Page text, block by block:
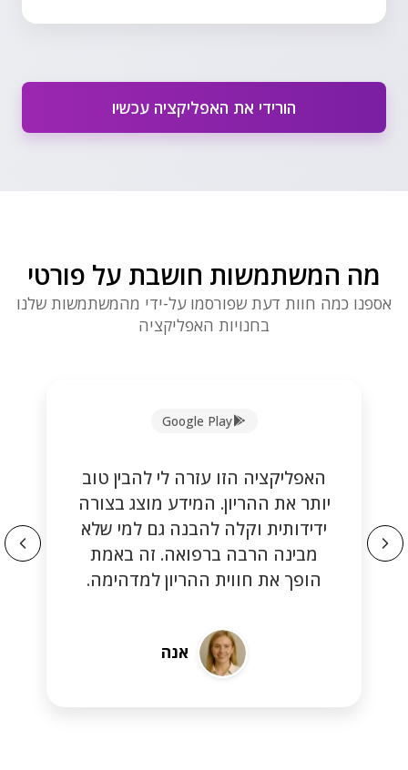
הורידי את האפליקציה עכשיו
מה המשתמשות חושבת על פורטי
אספנו כמה חוות דעת שפורסמו על-ידי מהמשתמשות שלנו
בחנויות האפליקציה
Google Play
האפליקציה הזו עזרה לי להבין טוב
יותר את ההריון. המידע מוצג בצורה
ידידותית וקלה להבנה גם למי שלא
מבינה הרבה ברפואה. זה באמת
הופך את חווית ההריון למדהימה.
אנה